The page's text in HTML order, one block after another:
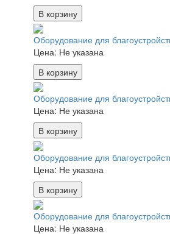
В корзину
Оборудование для
Цена: Не указана
В корзину
Оборудование для
Цена: Не указана
В корзину
Оборудование для
Цена: Не указана
В корзину
Оборудование для
Цена: Не указана